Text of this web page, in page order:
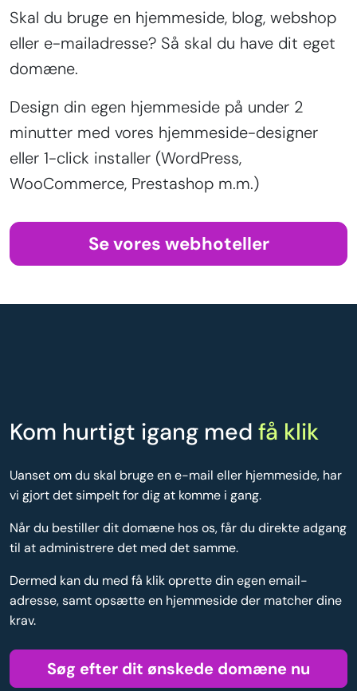
Skal du bruge en hjemmeside, blog, webshop
eller e-mailadresse? Så skal du have dit eget
domæne.
Design din egen hjemmeside på under 2
minutter med vores hjemmeside-designer
eller 1-click installer (WordPress,
WooCommerce, Prestashop m.m.)
Se vores webhoteller
Kom hurtigt igang med få klik
Uanset om du skal bruge en e-mail eller hjemmeside, har
vi gjort det simpelt for dig at komme i gang.
Når du bestiller dit domæne hos os, får du direkte adgang
til at administrere det med det samme.
Dermed kan du med få klik oprette din egen email-
adresse, samt opsætte en hjemmeside der matcher dine
krav.
Søg efter dit ønskede domæne nu